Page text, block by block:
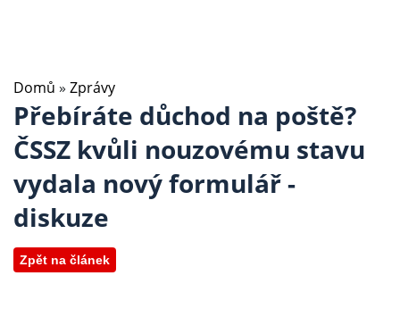
Domů » Zprávy
Přebíráte důchod na poště?
ČSSZ kvůli nouzovému stavu
vydala nový formulář -
diskuze
Zpět na článek